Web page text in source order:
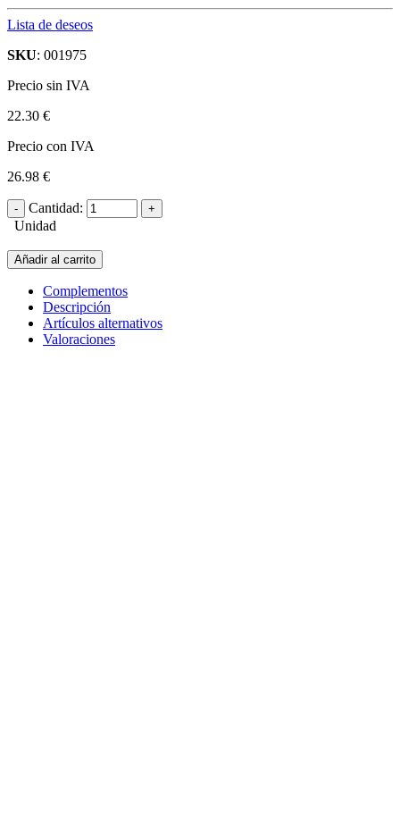
Lista de deseos
SKU: 001975
Precio sin IVA
22.30 €
Precio con IVA
26.98 €
Cantidad:
Unidad
Añadir al carrito
Complementos
Descripción
Artículos alternativos
Valoraciones